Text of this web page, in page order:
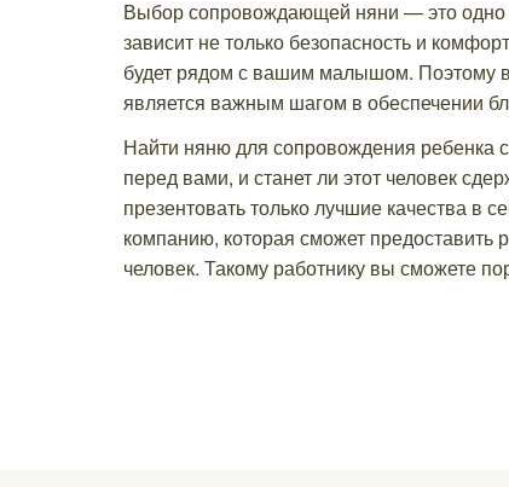
Выбор сопровождающей няни — это одно
зависит не только безопасность и
будет рядом с вашим малышом. Поэтому
является важным шагом в обеспечении
Найти няню для сопровождения ребенка
перед вами, и станет ли этот человек
презентовать только лучшие качества в
компанию, которая сможет предоставить
человек. Такому работнику вы сможете